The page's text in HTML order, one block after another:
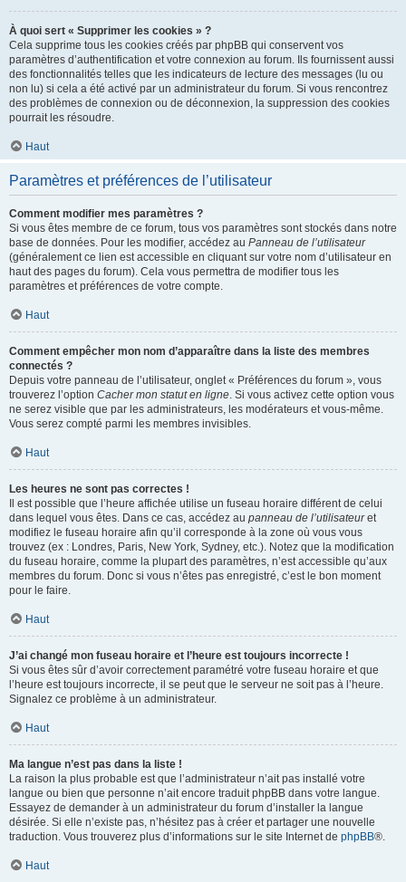
À quoi sert « Supprimer les cookies » ?
Cela supprime tous les cookies créés par phpBB qui conservent vos
paramètres d’authentification et votre connexion au forum. Ils fournissent aussi
des fonctionnalités telles que les indicateurs de lecture des messages (lu ou
non lu) si cela a été activé par un administrateur du forum. Si vous rencontrez
des problèmes de connexion ou de déconnexion, la suppression des cookies
pourrait les résoudre.
Haut
Paramètres et préférences de l’utilisateur
Comment modifier mes paramètres ?
Si vous êtes membre de ce forum, tous vos paramètres sont stockés dans notre
base de données. Pour les modifier, accédez au Panneau de l’utilisateur
(généralement ce lien est accessible en cliquant sur votre nom d’utilisateur en
haut des pages du forum). Cela vous permettra de modifier tous les
paramètres et préférences de votre compte.
Haut
Comment empêcher mon nom d’apparaître dans la liste des membres
connectés ?
Depuis votre panneau de l’utilisateur, onglet « Préférences du forum », vous
trouverez l’option Cacher mon statut en ligne. Si vous activez cette option vous
ne serez visible que par les administrateurs, les modérateurs et vous-même.
Vous serez compté parmi les membres invisibles.
Haut
Les heures ne sont pas correctes !
Il est possible que l’heure affichée utilise un fuseau horaire différent de celui
dans lequel vous êtes. Dans ce cas, accédez au panneau de l’utilisateuret
modifiez le fuseau horaire afin qu’il corresponde à la zone où vous vous
trouvez (ex : Londres, Paris, New York, Sydney, etc.). Notez que la modification
du fuseau horaire, comme la plupart des paramètres, n’est accessible qu’aux
membres du forum. Donc si vous n’êtes pas enregistré, c’est le bon moment
pour le faire.
Haut
J’ai changé mon fuseau horaire et l’heure est toujours incorrecte !
Si vous êtes sûr d’avoir correctement paramétré votre fuseau horaire et que
l’heure est toujours incorrecte, il se peut que le serveur ne soit pas à l’heure.
Signalez ce problème à un administrateur.
Haut
Ma langue n’est pas dans la liste !
La raison la plus probable est que l’administrateur n’ait pas installé votre
langue ou bien que personne n’ait encore traduit phpBB dans votre langue.
Essayez de demander à un administrateur du forum d’installer la langue
désirée. Si elle n’existe pas, n’hésitez pas à créer et partager une nouvelle
traduction. Vous trouverez plus d’informations sur le site Internet de phpBB®.
Haut